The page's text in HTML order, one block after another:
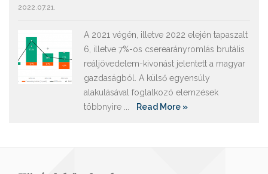
2022.07.21.
A 2021 végén, illetve 2022 elején tapaszalt
6, illetve 7%-os cserearányromlás brutális
reáljövedelem-kivonást jelentett a magyar
gazdaságból. A külső egyensúly
alakulásával foglalkozó elemzések
többnyire ... Read More »